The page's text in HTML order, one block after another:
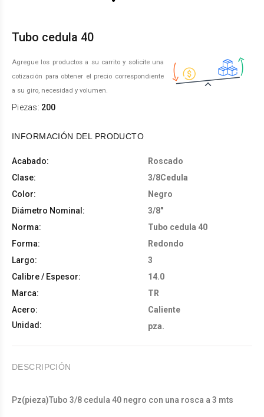
Tubo cedula 40
Agregue los productos a su carrito y solicite una
cotización para obtener el precio correspondiente
a su giro, necesidad y volumen.
Piezas: 200
INFORMACIÓN DEL PRODUCTO
Acabado:
Roscado
Clase:
3/8Cedula
Color:
Negro
Diámetro Nominal:
3/8"
Norma:
Tubo cedula 40
Forma:
Redondo
Largo:
3
Calibre / Espesor:
14.0
Marca:
TR
Acero:
Caliente
Unidad:
pza.
DESCRIPCIÓN
Pz(pieza)Tubo 3/8 cedula 40 negro con una rosca a 3 mts